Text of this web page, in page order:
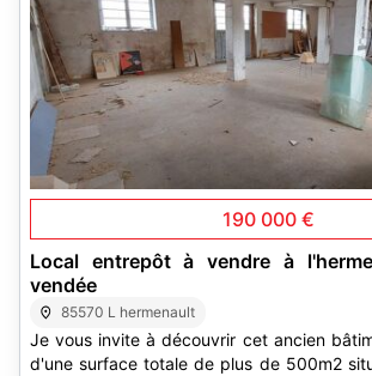
190 000 €
Local entrepôt à vendre à
vendée
85570 L hermenault
Je vous invite à découvrir cet ancien
d'une surface totale de plus de 500m2